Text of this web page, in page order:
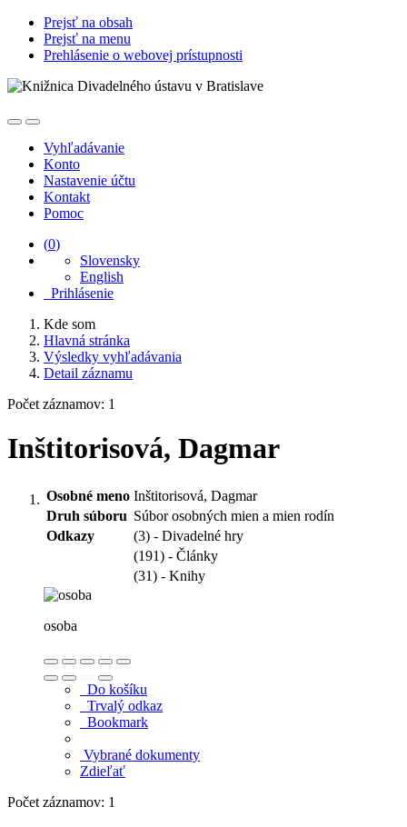
Prejsť na obsah
Prejsť na menu
Prehlásenie o webovej prístupnosti
Vyhľadávanie
Konto
Nastavenie účtu
Kontakt
Pomoc
(0)
Slovensky
English
Prihlásenie
Kde som
Hlavná stránka
Výsledky vyhľadávania
Detail záznamu
Počet záznamov: 1
Inštitorisová, Dagmar
Osobné meno Inštitorisová, Dagmar
Druh súboru Súbor osobných mien a mien rodín
Odkazy
(3) - Divadelné hry
(191) - Články
(31) - Knihy
osoba
Do košíku
Trvalý odkaz
Bookmark
Vybrané dokumenty
Zdieľať
Počet záznamov: 1